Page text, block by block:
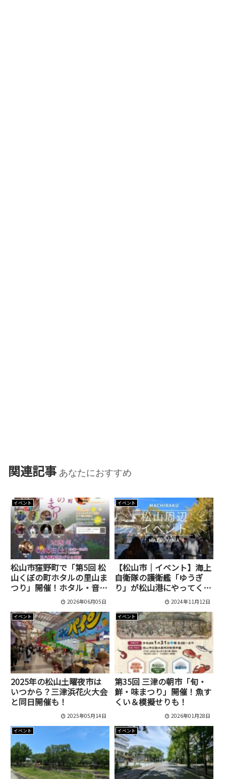
関連記事 あなたにおすすめ
イベント
松山市窪野町で「第5回 松
山くぼの町ホタルの里山ま
つり」開催！ホタル・音
楽・縁日が楽しめる初夏の
2026年06月05日
イベント
【松山市｜イベント】海上
自衛隊の護衛艦「ゆうぎ
り」が松山港にやってく
る！乗艦しての見学や装備
品の展示が行われます
2024年11月12日
イベント
2025年の松山土曜夜市は
いつから？三津浜花火大会
と同日開催も！
2025年05月14日
イベント
第35回 三津の朝市「旬・
鮮・味まつり」開催！魚す
くい＆模擬せりも！
2026年01月28日
イベント イベント